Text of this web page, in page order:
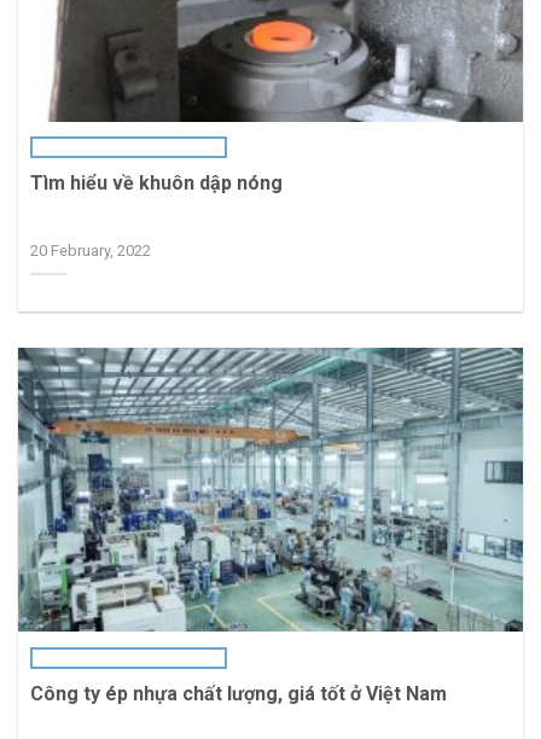
Tìm hiểu về khuôn dập nóng
20 February, 2022
Công ty ép nhựa chất lượng, giá tốt ở Việt Nam